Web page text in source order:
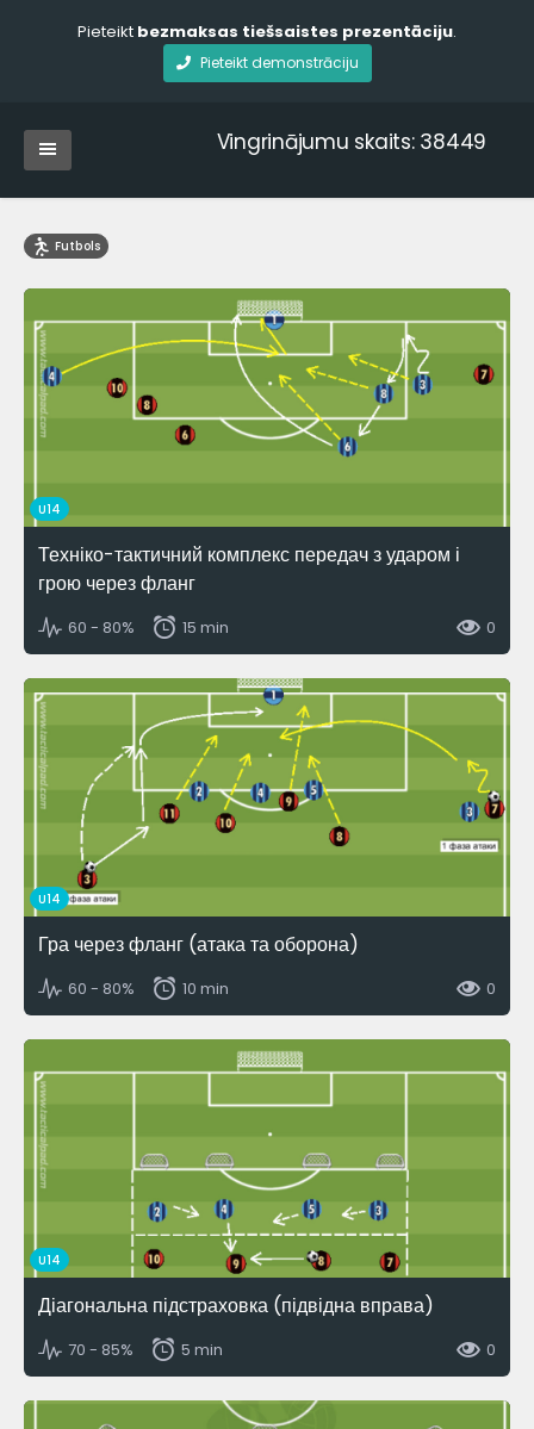
Pieteikt bezmaksas tiešsaistes prezentāciju.
Pieteikt demonstrāciju
Vingrinājumu skaits: 38449
Futbols
U14
Техніко-тактичний комплекс передач з ударом і
грою через фланг
60 - 80% 15 min 0
U14
Гра через фланг (атака та оборона)
60 - 80% 10 min 0
U14
Діагональна підстраховка (підвідна вправа)
70 - 85% 5 min 0